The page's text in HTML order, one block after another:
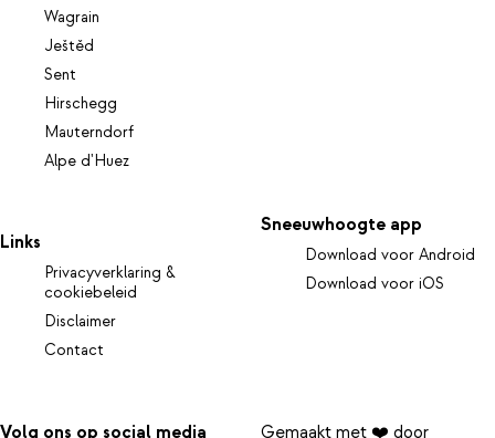
Wagrain
Ještěd
Sent
Hirschegg
Mauterndorf
Alpe d'Huez
Links
Privacyverklaring &
cookiebeleid
Disclaimer
Contact
Sneeuwhoogte app
Download voor Android
Download voor iOS
Volg ons op social media Gemaakt met ❤️ door